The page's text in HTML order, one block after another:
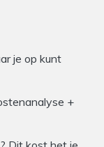
je op kunt
+